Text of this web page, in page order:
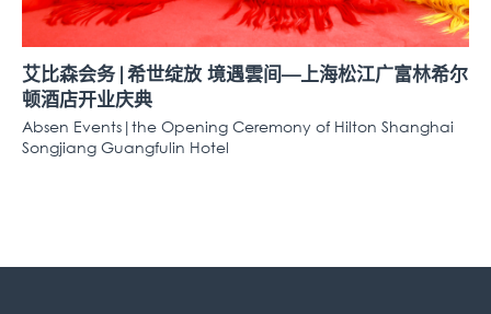
艾比森会务|希世绽放 境遇雲间—上海松江广富林希尔
顿酒店开业庆典
Absen Events|the Opening Ceremony of Hilton Shanghai
Songjiang Guangfulin Hotel